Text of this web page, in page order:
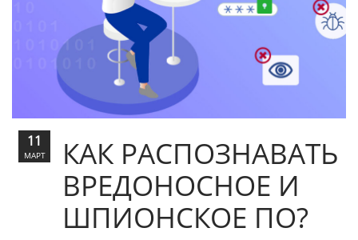
КАК РАСПОЗНАВАТЬ
ВРЕДОНОСНОЕ И
ШПИОНСКОЕ ПО?
11
МАРТ